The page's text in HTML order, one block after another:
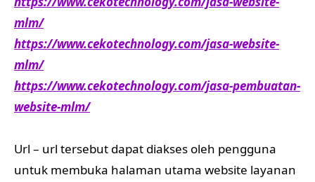
mlm/
https://www.cekotechnology.com/jasa-website-
mlm/
https://www.cekotechnology.com/jasa-pembuatan-
website-mlm/
Url – url tersebut dapat diakses oleh pengguna
untuk membuka halaman utama website layanan